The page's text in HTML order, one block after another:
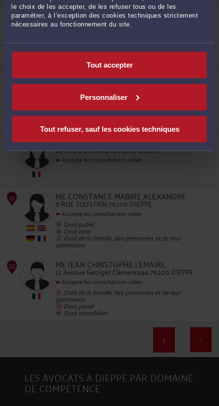
le choix de les accepter, de les refuser tous ou de les
paramétrer, à l’exception des cookies techniques strictement
nécessaires au fonctionnement du site.
Tout accepter
Personnaliser
Tout refuser, sauf les cookies techniques
14
ME ANTOINE BACHAR TOMEH
8 RUE ASSELINE 76200 DIEPPE
Droit du dommage corporel
Droit international et de l'Union européenne
ME SYLVIE AMISSE DUVAL
8 RUE TOUSTAIN 76200 DIEPPE
Accepte les consultations vidéo
Procédure d'appel
Procédure civile
ME SANDRINE DORANGE
14 RUE DESMARETS 76200 DIEPPE
Accepte les consultations vidéo
ME CONSTANCE MABIRE ALEXANDRE
8 RUE TOUSTAIN 76200 DIEPPE
Accepte les consultations vidéo
Droit public
Droit rural
Droit de la famille, des personnes et de leur
patrimoine
ME JEAN CHRISTOPHE LEMAIRE
11 Avenue Georges Clemenceau 76200 DIEPPE
Accepte les consultations vidéo
Droit de la famille, des personnes et de leur
patrimoine
Droit pénal
Droit immobilier
1 >
LES AVOCATS À DIEPPE PAR DOMAINE
DE COMPÉTENCE